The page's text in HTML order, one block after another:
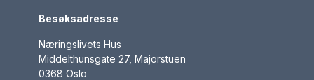
Besøksadresse
Næringslivets Hus
Middelthunsgate 27, Majorstuen
0368 Oslo